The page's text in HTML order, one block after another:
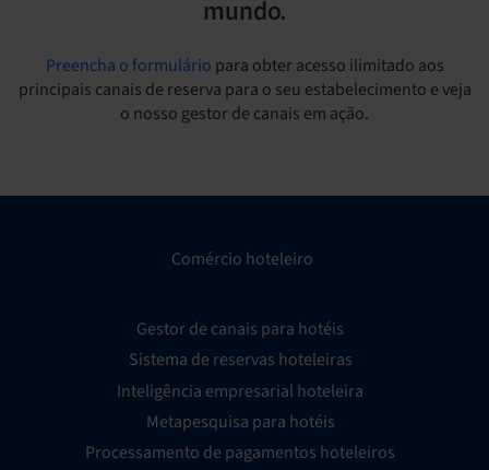
mundo.
Preencha o formulário para obter acesso ilimitado aos
principais canais de reserva para o seu estabelecimento e veja
o nosso gestor de canais em ação.
Comércio hoteleiro
Gestor de canais para hotéis
Sistema de reservas hoteleiras
Inteligência empresarial hoteleira
Metapesquisa para hotéis
Processamento de pagamentos hoteleiros